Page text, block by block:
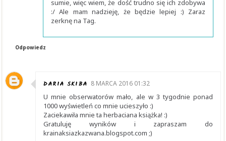
sumie, więc wiem, że dość trudno się ich zdobywa
:/ Ale mam nadzieję, że będzie lepiej :) Zaraz
zerknę na Tag.
Odpowiedz
DARIA SKIBA 8 MARCA 2016 01:32
U mnie obserwatorów mało, ale w 3 tygodnie ponad
1000 wyświetleń co mnie ucieszyło :)
Zaciekawiła mnie ta herbaciana książka! :)
Gratuluję wyników i zapraszam do
krainaksiazkazwana.blogspot.com ;)